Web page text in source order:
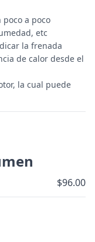
a poco
etc
la frenada
de calor desde el
la cual puede
$96.00